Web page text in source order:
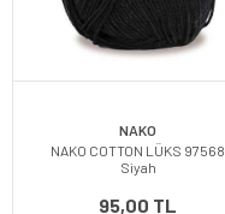
NAKO
NAKO COTTON LÜKS 97568
Siyah
95,00 TL